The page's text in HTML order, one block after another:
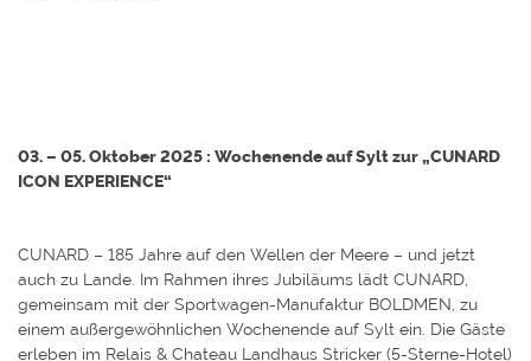
03. – 05. Oktober 2025 : Wochenende auf Sylt zur „CUNARD
ICON EXPERIENCE“
CUNARD – 185 Jahre auf den Wellen der Meere – und jetzt
auch zu Lande. Im Rahmen ihres Jubiläums lädt CUNARD,
gemeinsam mit der Sportwagen-Manufaktur BOLDMEN, zu
einem außergewöhnlichen Wochenende auf Sylt ein. Die Gäste
erleben im Relais & Chateau Landhaus Stricker (5-Sterne-Hotel)